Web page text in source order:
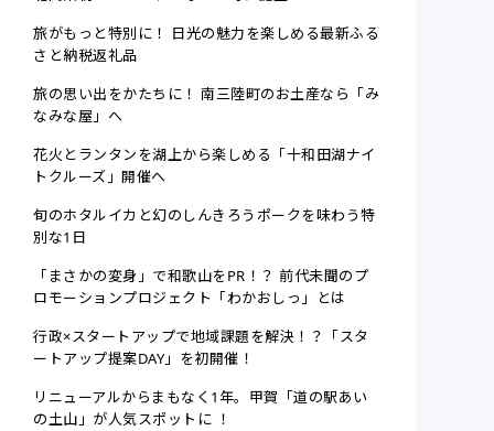
旅がもっと特別に！ 日光の魅力を楽しめる最新ふる
さと納税返礼品
旅の思い出をかたちに！ 南三陸町のお土産なら「み
なみな屋」へ
花火とランタンを湖上から楽しめる「十和田湖ナイ
トクルーズ」開催へ
旬のホタルイカと幻のしんきろうポークを味わう特
別な1日
「まさかの変身」で和歌山をPR！？ 前代未聞のプ
ロモーションプロジェクト「わかおしっ」とは
行政×スタートアップで地域課題を解決！？「スタ
ートアップ提案DAY」を初開催！
リニューアルからまもなく1年。甲賀「道の駅あい
の土山」が人気スポットに ！